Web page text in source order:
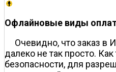
Офлайновые виды
Очевидно, что заказ в
далеко не так просто.
безопасности, для